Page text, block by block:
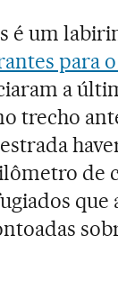
é um
para
a
trecho
de